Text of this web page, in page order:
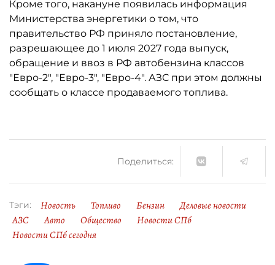
Кроме того, накануне появилась информация
Министерства энергетики о том, что
правительство РФ приняло постановление,
разрешающее до 1 июля 2027 года выпуск,
обращение и ввоз в РФ автобензина классов
"Евро-2", "Евро-3", "Евро-4". АЗС при этом должны
сообщать о классе продаваемого топлива.
Поделиться:
Тэги: Новость Топливо Бензин
Деловые новости
АЗС
Авто Общество
Новости СПб
Новости СПб сегодня